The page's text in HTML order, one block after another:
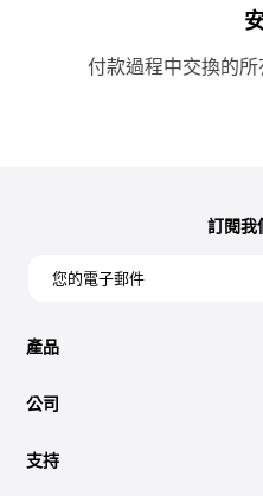
付款過程中交換的所
產品
視頻轉換
支持
公司
關於我們
訂閱我